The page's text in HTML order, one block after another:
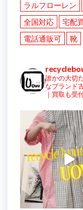
ラルフローレン
全国対応
宅配
電話通販可
靴
誰かの大切
なブランド
｜買取も受